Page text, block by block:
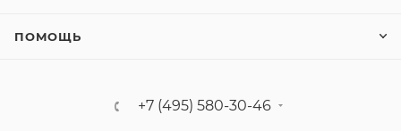
ПОМОЩЬ
+7 (495) 580-30-46